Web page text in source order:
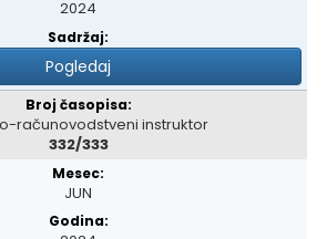
2024
Pogledaj
računovodstveni instruktor
332/333
JUN